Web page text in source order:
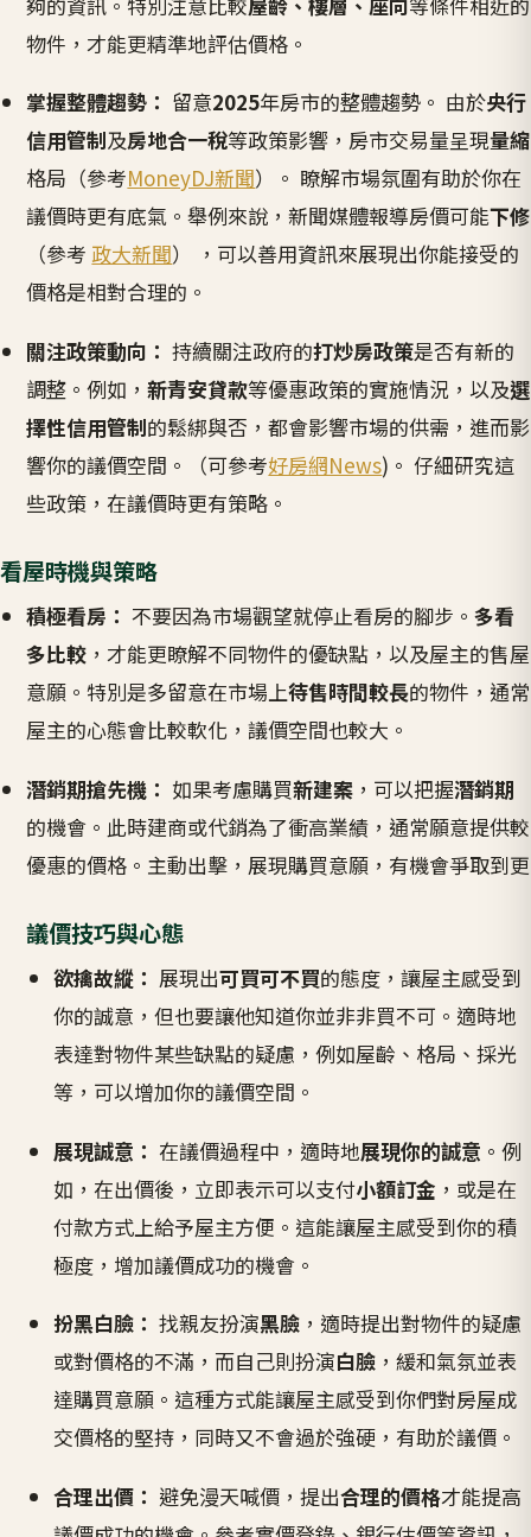
物件，才能更精準地評估價格。
掌握整體趨勢： 留意2025年房市的整體趨勢。 由於央行
信用管制及房地合一稅等政策影響，房市交易量呈現量縮
格局（參考MoneyDJ新聞）。 瞭解市場氛圍有助於你在
議價時更有底氣。舉例來說，新聞媒體報導房價可能下修
（參考 政大新聞） ，可以善用資訊來展現出你能接受的
價格是相對合理的。
關注政策動向： 持續關注政府的打炒房政策是否有新的
調整。例如，新青安貸款等優惠政策的實施情況，以及選
擇性信用管制的鬆綁與否，都會影響市場的供需，進而影
響你的議價空間。（可參考好房網News)。 仔細研究這
些政策，在議價時更有策略。
看屋時機與策略
積極看房： 不要因為市場觀望就停止看房的腳步。多看
多比較 ，才能更瞭解不同物件的優缺點，以及屋主的售屋
意願。特別是多留意在市場上待售時間較長的物件，通常
屋主的心態會比較軟化，議價空間也較大。
潛銷期搶先機： 如果考慮購買新建案 ，可以把握潛銷期
的機會。此時建商或代銷為了衝高業績，通常願意提供較
優惠的價格。主動出擊，展現購買意願，有機會爭取到更
議價技巧與心態
欲擒故縱： 展現出可買可不買的態度，讓屋主感受到
你的誠意，但也要讓他知道你並非非買不可。適時地
表達對物件某些缺點的疑慮，例如屋齡、格局、採光
等，可以增加你的議價空間。
展現誠意： 在議價過程中，適時地展現你的誠意 。例
如，在出價後，立即表示可以支付小額訂金 ，或是在
付款方式上給予屋主方便。這能讓屋主感受到你的積
極度，增加議價成功的機會。
扮黑白臉： 找親友扮演黑臉，適時提出對物件的疑慮
或對價格的不滿，而自己則扮演白臉，緩和氣氛並表
達購買意願。這種方式能讓屋主感受到你們對房屋成
交價格的堅持，同時又不會過於強硬，有助於議價。
合理出價： 避免漫天喊價，提出合理的價格才能提高